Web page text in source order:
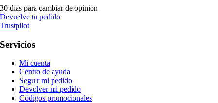
30 días para cambiar de opinión
Devuelve tu pedido
Trustpilot
Servicios
Mi cuenta
Centro de ayuda
Seguir mi pedido
Devolver mi pedido
Códigos promocionales